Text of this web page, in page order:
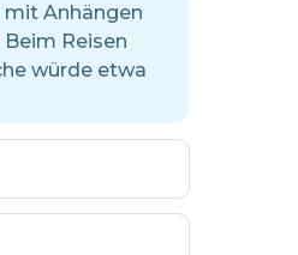
mit Anhängen
Reisen
würde etwa